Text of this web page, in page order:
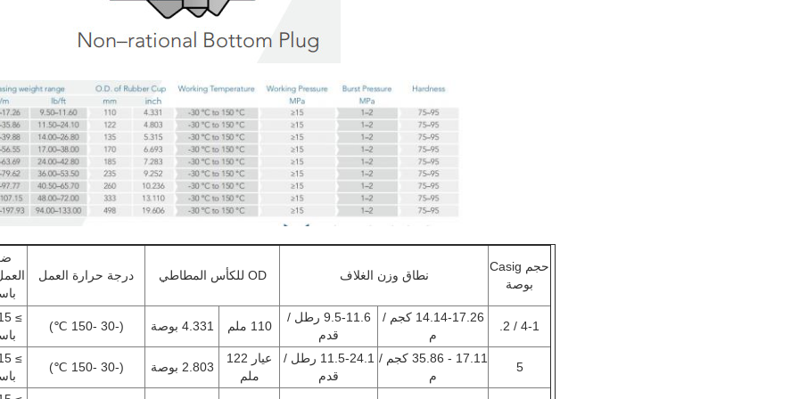
حجم Casig
بوصة
نطاق وزن الغلاف OD للكأس المطاطي درجة حرارة العمل
4-1 / 2.
14.14-17.26 كجم /
م
9.5-11.6 رطل /
قدم
110 ملم 4.331 بوصة (-30 -150 ℃)
5
17.11 - 35.86 كجم /
م
11.5-24.1 رطل /
قدم
عيار 122
ملم
2.803 بوصة (-30 -150 ℃)